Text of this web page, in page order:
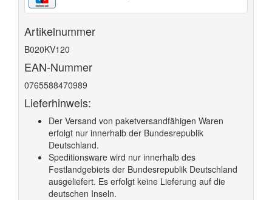
Artikelnummer
B020KV120
EAN-Nummer
0765588470989
Lieferhinweis:
Der Versand von paketversandfähigen Waren
erfolgt nur innerhalb der Bundesrepublik
Deutschland.
Speditionsware wird nur innerhalb des
Festlandgebiets der Bundesrepublik Deutschland
ausgeliefert. Es erfolgt keine Lieferung auf die
deutschen Inseln.